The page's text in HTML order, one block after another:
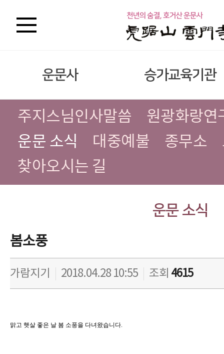
운문사 승가교육기관
주지스님인사말씀
원광화랑연
운문 소식
대중예불 종무소
찾아오시는 길
운문 소식
봄소풍
가람지기 2018.04.28 10:55 조회 4615
맑고 햇살 좋은 날 봄 소풍을 다녀왔습니다.